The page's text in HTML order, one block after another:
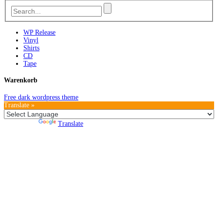
WP Release
Vinyl
Shirts
CD
Tape
Warenkorb
Free dark wordpress theme
Translate »
Translate